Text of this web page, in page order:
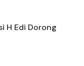
H Edi Dorong